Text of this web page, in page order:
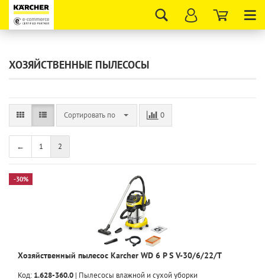
ХОЗЯЙСТВЕННЫЕ ПЫЛЕСОСЫ
Сортировать по 0
← 1 2
-30%
Хозяйственный пылесос Karcher WD 6 P S V-30/6/22/T
Код: 1.628-360.0 | Пылесосы влажной и сухой уборки